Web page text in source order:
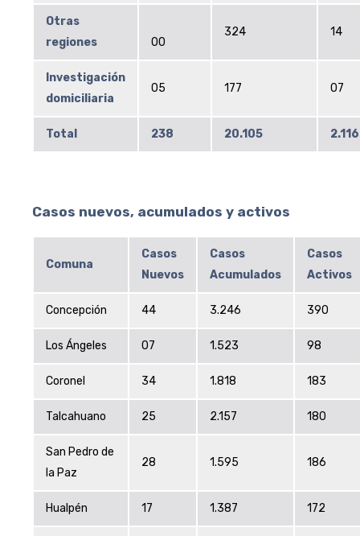
Otras
regiones
00
324 14
Investigación
domiciliaria
05 177 07
Total 238 20.105 2.116
Casos nuevos, acumulados y activos
Comuna
Casos
Nuevos
Casos
Acumulados
Casos
Activos
Concepción 44 3.246 390
Los Ángeles 07 1.523 98
Coronel 34 1.818 183
Talcahuano 25 2.157 180
San Pedro de
la Paz
28 1.595 186
Hualpén 17 1.387 172